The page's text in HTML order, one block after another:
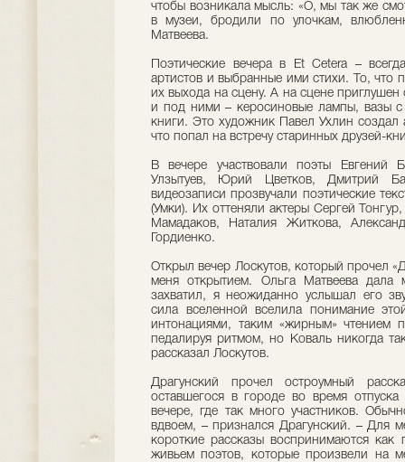
чтобы возникала мысль: «О, мы так же
в музеи, бродили по улочкам,
Матвеева.
Поэтические вечера в Et Cetera –
артистов и выбранные ими стихи. То, что
их выхода на сцену. А на сцене приглушен
и под ними – керосиновые лампы, вазы
книги. Это художник Павел Ухлин создал
что попал на встречу старинных друзей-
В вечере участвовали поэты Евгений
Улзытуев, Юрий Цветков, Дмитрий
видеозаписи прозвучали поэтические
(Умки). Их оттеняли актеры Сергей
Мамадаков, Наталия Житкова,
Гордиенко.
Открыл вечер Лоскутов, который прочел
меня открытием. Ольга Матвеева
захватил, я неожиданно услышал его
сила вселенной вселила понимание
интонациями, таким «жирным» чтением
педалируя ритмом, но Коваль никогда
рассказал Лоскутов.
Драгунский прочел остроумный
оставшегося в городе во время
вечере, где так много участников.
вдвоем, – признался Драгунский. – Для
короткие рассказы воспринимаются как
живьем поэтов, которые произвели на